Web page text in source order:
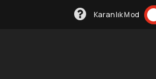
Karanlık Mod